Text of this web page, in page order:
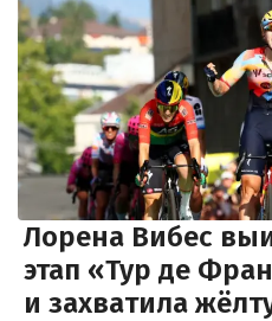
Лорена Вибес
этап «Тур де
и захватила